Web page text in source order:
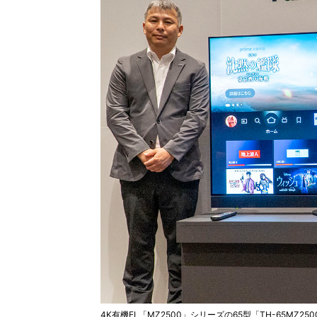
4K有機EL「MZ2500」シリーズの65型「TH-